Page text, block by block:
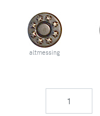
altmessing